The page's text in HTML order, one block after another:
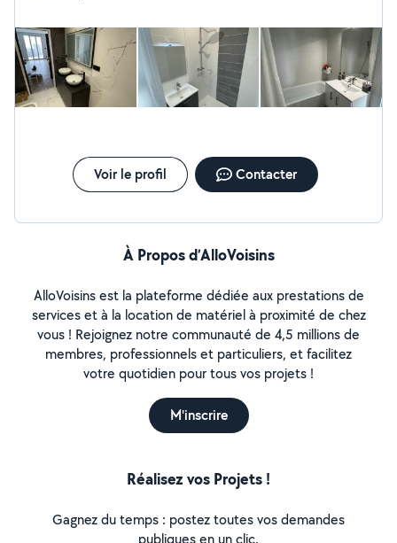
Voir le profil Contacter
À Propos d’AlloVoisins
AlloVoisins est la plateforme dédiée aux prestations de
services et à la location de matériel à proximité de chez
vous ! Rejoignez notre communauté de 4,5 millions de
membres, professionnels et particuliers, et facilitez
votre quotidien pour tous vos projets !
M'inscrire
Réalisez vos Projets !
Gagnez du temps : postez toutes vos demandes
publiques en un clic.